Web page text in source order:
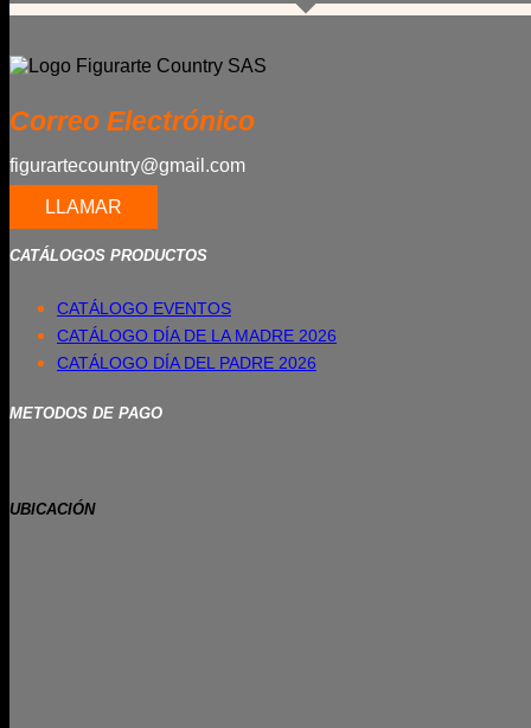
Correo Electrónico
figurartecountry@gmail.com
LLAMAR
CATÁLOGOS PRODUCTOS
CATÁLOGO EVENTOS
CATÁLOGO DÍA DE LA MADRE 2026
CATÁLOGO DÍA DEL PADRE 2026
METODOS DE PAGO
UBICACIÓN